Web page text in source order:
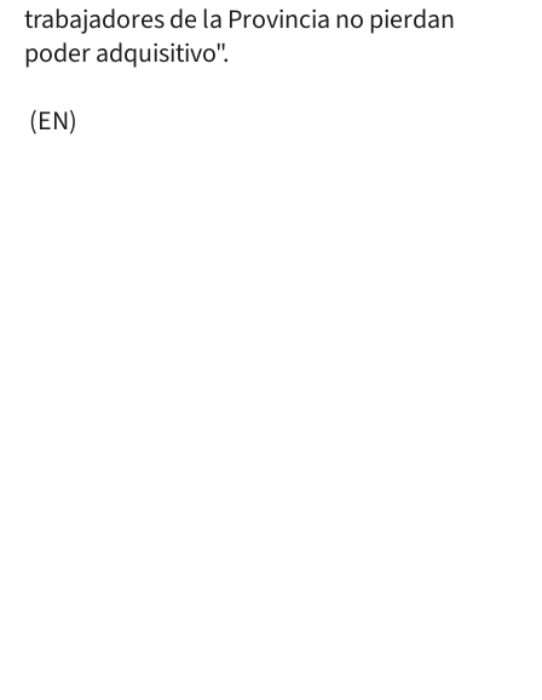
trabajadores de la Provincia no pierdan
poder adquisitivo".
(EN)